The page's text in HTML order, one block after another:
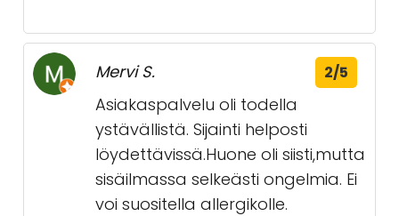
Mervi S. 2/5
Asiakaspalvelu oli todella
ystävällistä. Sijainti helposti
löydettävissä.Huone oli siisti,mutta
sisäilmassa selkeästi ongelmia. Ei
voi suositella allergikolle.